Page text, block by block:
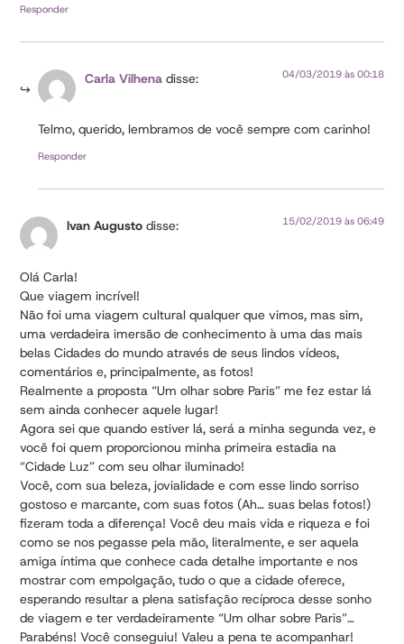
Responder
Carla Vilhena disse: 04/03/2019 às 00:18
Telmo, querido, lembramos de você sempre com carinho!
Responder
Ivan Augusto disse: 15/02/2019 às 06:49
Olá Carla!
Que viagem incrível!
Não foi uma viagem cultural qualquer que vimos, mas sim,
uma verdadeira imersão de conhecimento à uma das mais
belas Cidades do mundo através de seus lindos vídeos,
comentários e, principalmente, as fotos!
Realmente a proposta “Um olhar sobre Paris” me fez estar lá
sem ainda conhecer aquele lugar!
Agora sei que quando estiver lá, será a minha segunda vez, e
você foi quem proporcionou minha primeira estadia na
“Cidade Luz” com seu olhar iluminado!
Você, com sua beleza, jovialidade e com esse lindo sorriso
gostoso e marcante, com suas fotos (Ah… suas belas fotos!)
fizeram toda a diferença! Você deu mais vida e riqueza e foi
como se nos pegasse pela mão, literalmente, e ser aquela
amiga íntima que conhece cada detalhe importante e nos
mostrar com empolgação, tudo o que a cidade oferece,
esperando resultar a plena satisfação recíproca desse sonho
de viagem e ter verdadeiramente “Um olhar sobre Paris”…
Parabéns! Você conseguiu! Valeu a pena te acompanhar!